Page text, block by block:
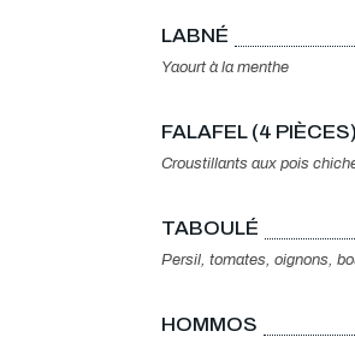
LABNÉ
Yaourt à la menthe
FALAFEL (4 PIÈCES)
Croustillants aux pois
TABOULÉ
Persil, tomates, oignons,
HOMMOS